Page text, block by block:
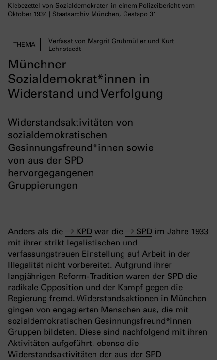
Münchner
Sozialdemokrat*innen in
Widerstand und Verfolgung
THEMA
Verfasst von Margrit Grubmüller und Kurt
Lehnstaedt
Widerstandsaktivitäten von
sozialdemokratischen
Gesinnungsfreund*innen sowie
von aus der SPD
hervorgegangenen
Gruppierungen
Klebezettel von Sozialdemokraten in einem Polizeibericht vom
Oktober 1934 | Staatsarchiv München, Gestapo 31
Anders als die KPD war die SPD im Jahre 1933
mit ihrer strikt legalistischen und
verfassungstreuen Einstellung auf Arbeit in der
Illegalität nicht vorbereitet. Aufgrund ihrer
langjährigen Reform-Tradition waren der SPD die
radikale Opposition und der Kampf gegen die
Regierung fremd. Widerstandsaktionen in München
gingen von engagierten Menschen aus, die mit
sozialdemokratischen Gesinnungsfreund*innen
Gruppen bildeten. Diese sind nachfolgend mit ihren
Aktivitäten aufgeführt, ebenso die
Widerstandsaktivitäten der aus der SPD